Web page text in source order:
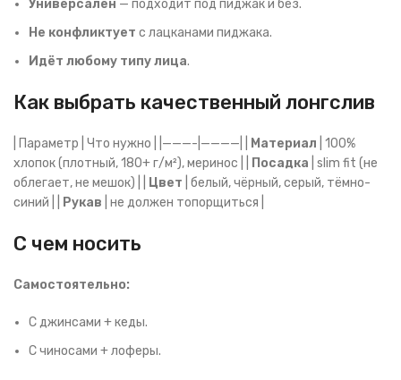
Универсален — подходит под пиджак и без.
Не конфликтует с лацканами пиджака.
Идёт любому типу лица.
Как выбрать качественный лонгслив
| Параметр | Что нужно | |———-|————| | Материал | 100%
хлопок (плотный, 180+ г/м²), меринос | |
Посадка | slim fit (не
облегает, не мешок) | |
Цвет | белый, чёрный, серый, тёмно-
синий | |
Рукав | не должен топорщиться |
С чем носить
Самостоятельно:
С джинсами + кеды.
С чиносами + лоферы.